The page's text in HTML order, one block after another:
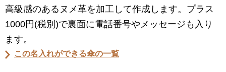
高級感のあるヌメ革を加工して作成します。プラス
1000円(税別)で裏面に電話番号やメッセージも入り
ます。
この名入れができる傘の一覧